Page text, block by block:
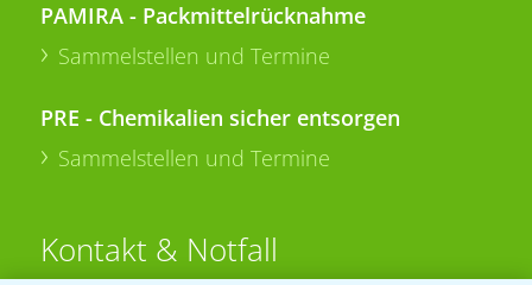
PAMIRA - Packmittelrücknahme
Sammelstellen und Termine
PRE - Chemikalien sicher entsorgen
Sammelstellen und Termine
Kontakt & Notfall